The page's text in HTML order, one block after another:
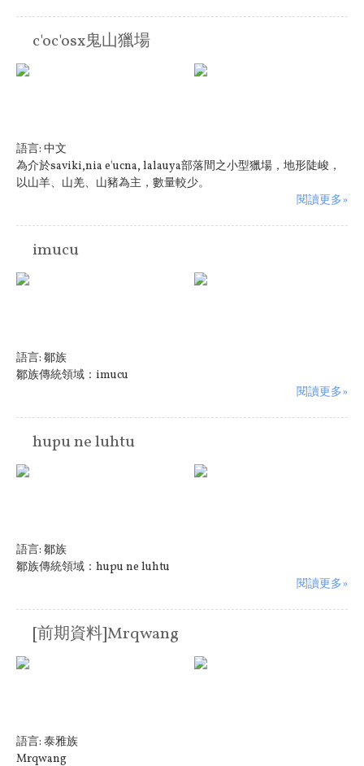
c'oc'osx鬼山獵場
語言: 中文
為介於saviki,nia e'ucna, lalauya部落間之小型獵場，地形陡峻，
以山羊、山羌、山豬為主，數量較少。
閱讀更多»
imucu
語言: 鄒族
鄒族傳統領域：imucu
閱讀更多»
hupu ne luhtu
語言: 鄒族
鄒族傳統領域：hupu ne luhtu
閱讀更多»
[前期資料]Mrqwang
語言: 泰雅族
Mrqwang